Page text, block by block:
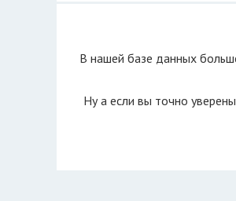
В нашей базе данных
Ну а если вы точно